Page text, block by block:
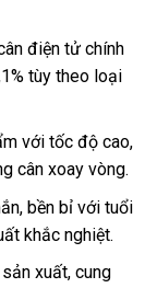
điện tử chính
tùy theo loại
với tốc độ cao,
cân xoay vòng.
bền bỉ với tuổi
khắc nghiệt.
xuất, cung